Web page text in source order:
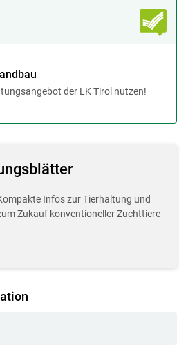
der LK Tirol nutzen!
Infos zur Tierhaltung und
Zukauf konventioneller Zuchttiere